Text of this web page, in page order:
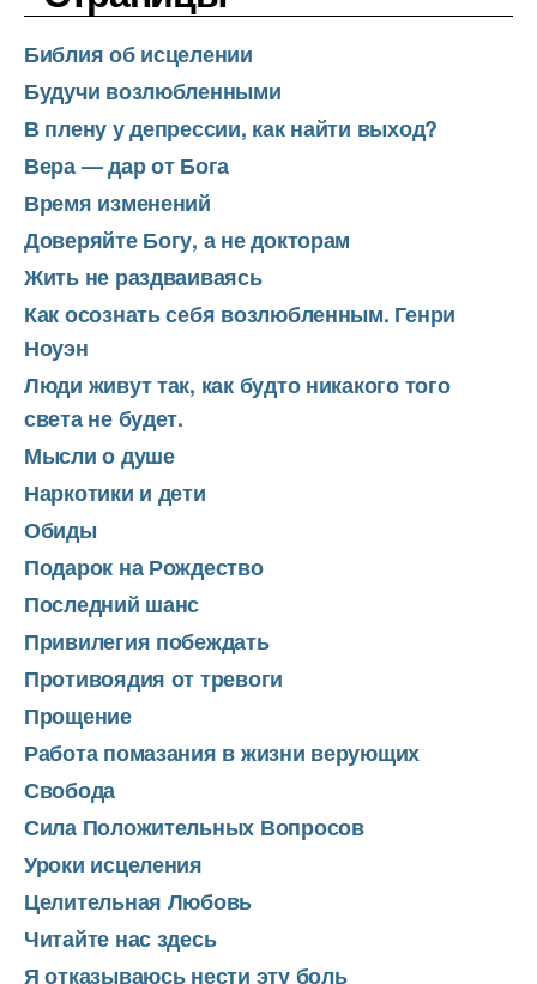
Библия об исцелении
Будучи возлюбленными
В плену у депрессии, как найти выход?
Вера — дар от Бога
Время изменений
Доверяйте Богу, а не докторам
Жить не раздваиваясь
Как осознать себя возлюбленным. Генри
Ноуэн
Люди живут так, как будто никакого того
света не будет.
Мысли о душе
Наркотики и дети
Обиды
Подарок на Рождество
Последний шанс
Привилегия побеждать
Противоядия от тревоги
Прощение
Работа помазания в жизни верующих
Свобода
Сила Положительных Вопросов
Уроки исцеления
Целительная Любовь
Читайте нас здесь
Я отказываюсь нести эту боль